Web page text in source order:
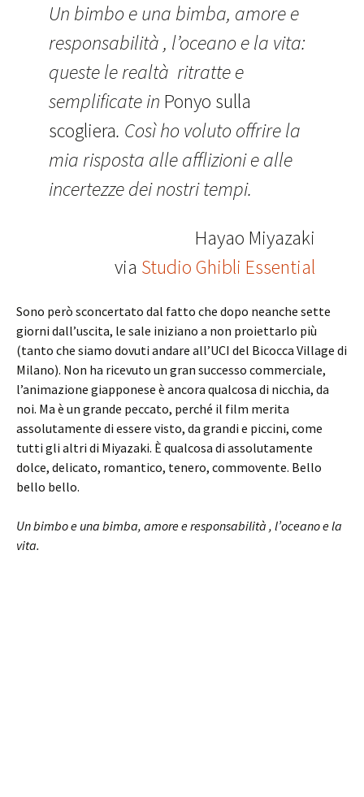
Un bimbo e una bimba, amore e
responsabilità , l’oceano e la vita:
queste le realtà ritratte e
semplificate in Ponyo sulla
scogliera. Così ho voluto offrire la
mia risposta alle afflizioni e alle
incertezze dei nostri tempi.
Hayao Miyazaki
via Studio Ghibli Essential
Sono però sconcertato dal fatto che dopo neanche sette
giorni dall’uscita, le sale iniziano a non proiettarlo più
(tanto che siamo dovuti andare all’UCI del Bicocca Village di
Milano). Non ha ricevuto un gran successo commerciale,
l’animazione giapponese è ancora qualcosa di nicchia, da
noi. Ma è un grande peccato, perché il film merita
assolutamente di essere visto, da grandi e piccini, come
tutti gli altri di Miyazaki. È qualcosa di assolutamente
dolce, delicato, romantico, tenero, commovente. Bello
bello bello.
Un bimbo e una bimba, amore e responsabilità , l’oceano e la
vita.